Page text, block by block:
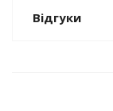
Відгуки